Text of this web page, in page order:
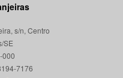
s/n, Centro
SE
000